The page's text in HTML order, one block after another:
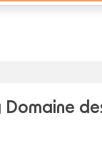
Domaine